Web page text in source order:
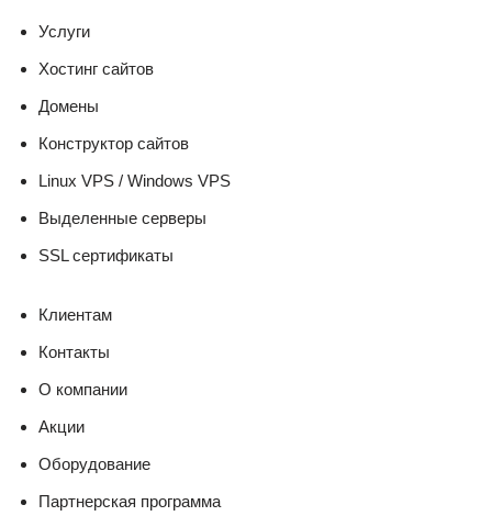
Услуги
Хостинг сайтов
Домены
Конструктор сайтов
Linux VPS / Windows VPS
Выделенные серверы
SSL сертификаты
Клиентам
Контакты
О компании
Акции
Оборудование
Партнерская программа